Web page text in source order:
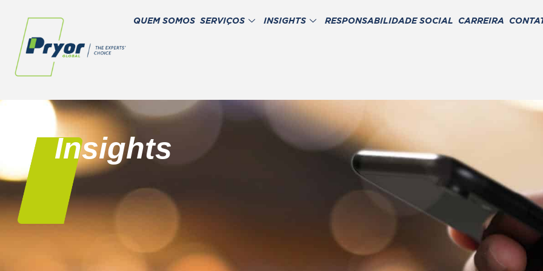
QUEM SOMOS SERVIÇOS INSIGHTS RESPONSABILIDADE SOCIAL CARREIRA
Insights